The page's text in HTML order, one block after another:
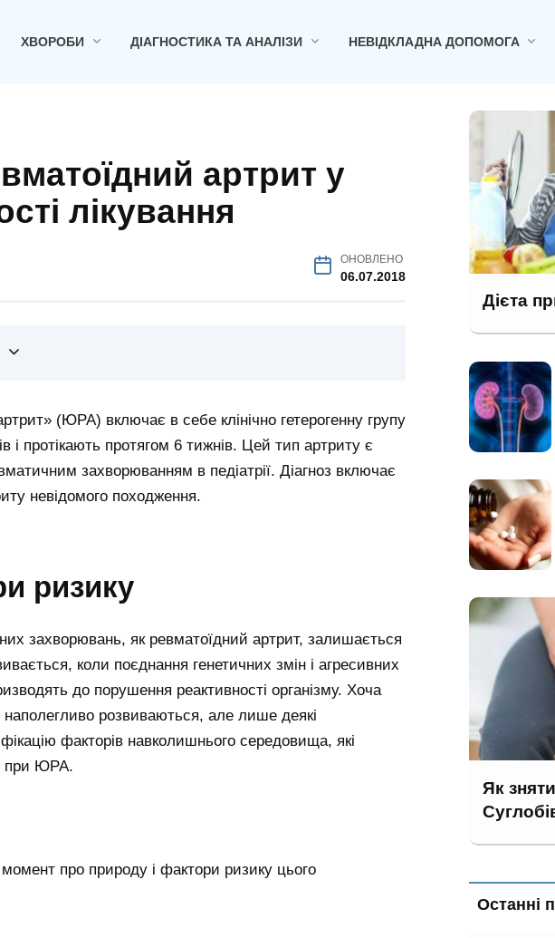
ХВОРОБИ ДІАГНОСТИКА ТА АНАЛІЗИ НЕВІДКЛАДНА ДОПОМОГА
артрит у
лікування
ОНОВЛЕНО
06.07.2018
(ЮРА) включає в себе клінічно гетерогенну групу
і протікають протягом 6 тижнів. Цей тип артриту є
захворюванням в педіатрії. Діагноз включає
невідомого походження.
ризику
захворювань, як ревматоїдний артрит, залишається
коли поєднання генетичних змін і агресивних
до порушення реактивності організму. Хоча
розвиваються, але лише деякі
факторів навколишнього середовища, які
при ЮРА.
про природу і фактори ризику цього
Дієта
Як
Останні